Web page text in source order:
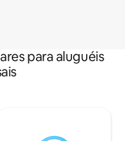
para aluguéis